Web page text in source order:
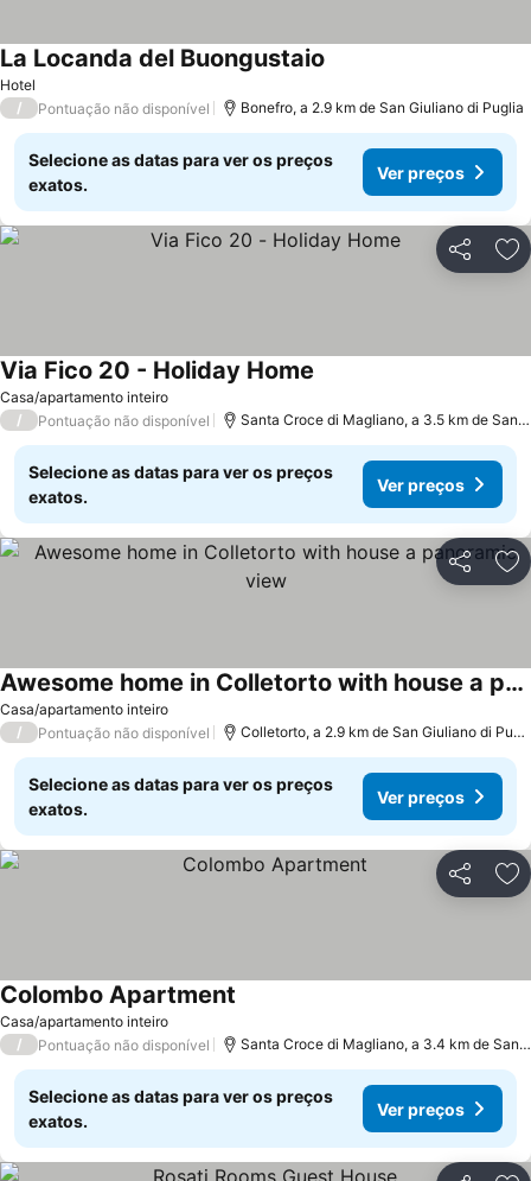
Hotel
La Locanda del Buongustaio
/ Pontuação não disponível Bonefro, a 2.9 km de San Giuliano di Puglia
Selecione as datas para ver os preços
exatos.
Ver preços
Partilhar
Casa/apartamento inteiro
Via Fico 20 - Holiday Home
/ Pontuação não disponível Santa Croce di Magliano, a 3.5 km de San Giuliano di Puglia
Selecione as datas para ver os preços
exatos.
Ver preços
Partilhar
Casa/apartamento inteiro
Awesome home in Colletorto with house a panoramic view
/ Pontuação não disponível Colletorto, a 2.9 km de San Giuliano di Puglia
Selecione as datas para ver os preços
exatos.
Ver preços
Partilhar
Casa/apartamento inteiro
Colombo Apartment
/ Pontuação não disponível Santa Croce di Magliano, a 3.4 km de San Giuliano di Puglia
Selecione as datas para ver os preços
exatos.
Ver preços